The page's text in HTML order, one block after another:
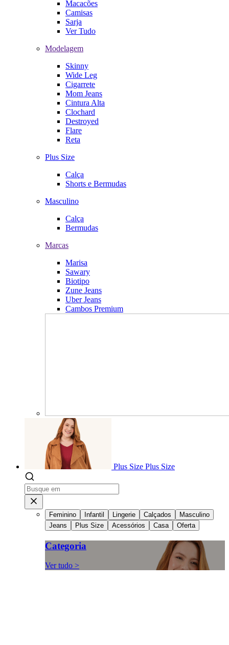
Macacões
Camisas
Sarja
Ver Tudo
Modelagem
Skinny
Wide Leg
Cigarrete
Mom Jeans
Cintura Alta
Clochard
Destroyed
Flare
Reta
Plus Size
Calça
Shorts e Bermudas
Masculino
Calça
Bermudas
Marcas
Marisa
Sawary
Biotipo
Zune Jeans
Uber Jeans
Cambos Premium
Plus Size Plus Size
Feminino Infantil Lingerie Calçados
Masculino
Jeans
Plus Size Acessórios Casa Oferta
Categoria
Ver tudo >